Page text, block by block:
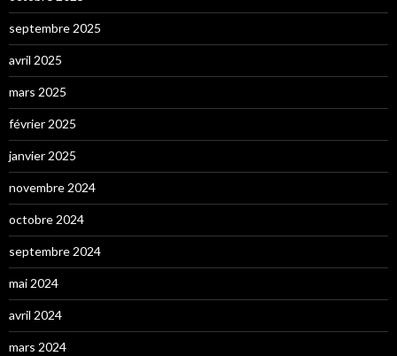
septembre 2025
avril 2025
mars 2025
février 2025
janvier 2025
novembre 2024
octobre 2024
septembre 2024
mai 2024
avril 2024
mars 2024